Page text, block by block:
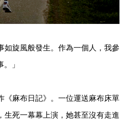
如旋風般發生。作為一個人，我參
」
麻布日記》。一位運送麻布床單
死一幕幕上演，她甚至沒有走進